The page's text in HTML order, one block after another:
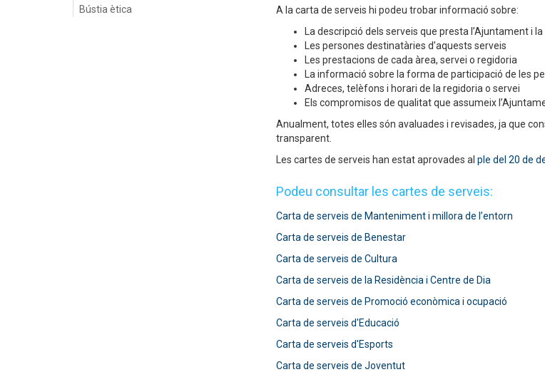
Bústia ètica
A la carta de serveis hi podeu trobar informació sobre:
La descripció dels serveis que presta l’Ajuntament i
Les persones destinatàries d’aquests serveis
Les prestacions de cada àrea, servei o regidoria
La informació sobre la forma de participació de les
Adreces, telèfons i horari de la regidoria o servei
Els compromisos de qualitat que assumeix
Anualment, totes elles són avaluades i revisades, ja que
transparent.
Les cartes de serveis han estat aprovades al ple del 20 de
Podeu consultar les cartes de serveis:
Carta de serveis de Manteniment i millora de l’entorn
Carta de serveis de Benestar
Carta de serveis de Cultura
Carta de serveis de la Residència i Centre de Dia
Carta de serveis de Promoció econòmica i ocupació
Carta de serveis d'Educació
Carta de serveis d'Esports
Carta de serveis de Joventut